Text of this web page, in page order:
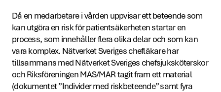
Då en medarbetare i vården uppvisar ett beteende som
kan utgöra en risk för patientsäkerheten startar en
process, som innehåller flera olika delar och som kan
vara komplex. Nätverket Sveriges chefläkare har
tillsammans med Nätverket Sveriges chefsjuksköterskor
och Riksföreningen MAS/MAR tagit fram ett material
(dokumentet ”Individer med riskbeteende” samt fyra